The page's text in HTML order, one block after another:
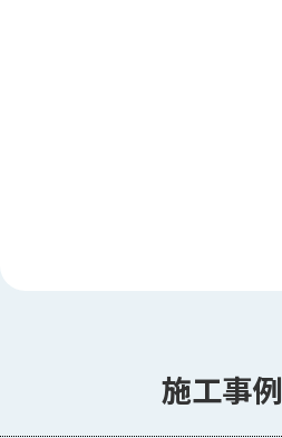
施工事例